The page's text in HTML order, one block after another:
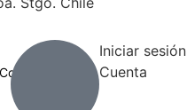
Contacto
Iniciar sesión
Cuenta